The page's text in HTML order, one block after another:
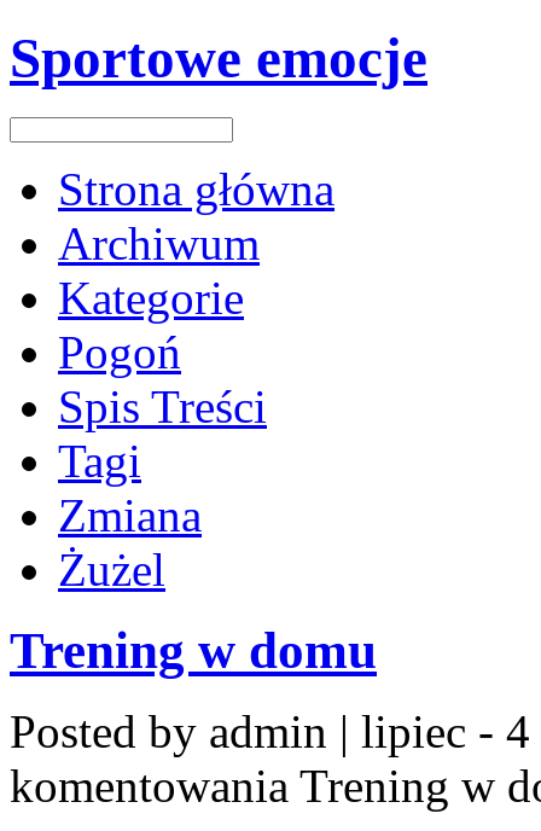
Sportowe emocje
Strona główna
Archiwum
Kategorie
Pogoń
Spis Treści
Tagi
Zmiana
Żużel
Trening w domu
Posted by admin | lipiec -
komentowania Trening w